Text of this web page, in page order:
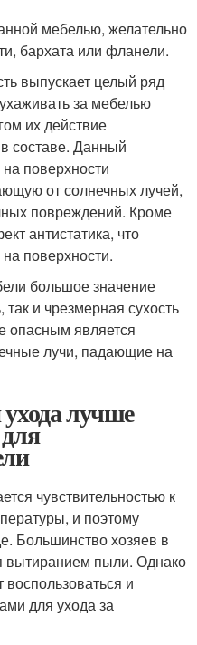
мебелью, желательно
бархата или фланели.
выпускает целый ряд
за мебелью
их действие
составе. Данный
поверхности
от солнечных лучей,
повреждений. Кроме
антистатика, что
поверхности.
большое значение
и чрезмерная сухость
опасным является
лучи, падающие на
лучше
чувствительностью к
и поэтому
Большинство хозяев в
вытиранием пыли. Однако
воспользоваться и
для ухода за